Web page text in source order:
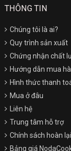
THÔNG TIN
Chúng tôi là ai?
Quy trình sản xuất
Chứng nhận chất
Hướng dẫn mua
Hình thức thanh
Mua ở đâu
Liên hệ
Trung tâm hỗ trợ
Chính sách hoàn
Bảng giá